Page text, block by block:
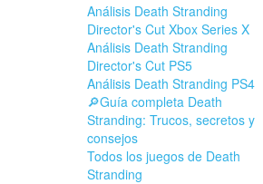
Análisis Death Stranding
Director's Cut Xbox Series X
Análisis Death Stranding
Director's Cut PS5
Análisis Death Stranding PS4
🔎Guía completa Death
Stranding: Trucos, secretos y
consejos
Todos los juegos de Death
Stranding